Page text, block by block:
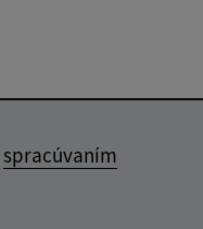
spracúvaním